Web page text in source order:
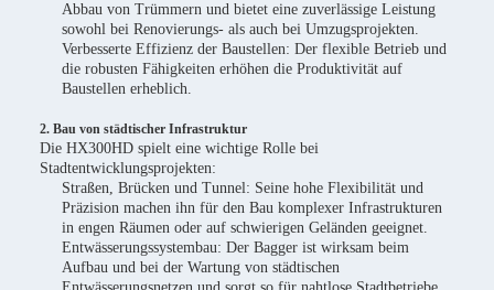
Abbau von Trümmern und bietet eine zuverlässige Leistung
sowohl bei Renovierungs- als auch bei Umzugsprojekten.
Verbesserte Effizienz der Baustellen: Der flexible Betrieb und
die robusten Fähigkeiten erhöhen die Produktivität auf
Baustellen erheblich.
2. Bau von städtischer Infrastruktur
Die HX300HD spielt eine wichtige Rolle bei
Stadtentwicklungsprojekten:
Straßen, Brücken und Tunnel: Seine hohe Flexibilität und
Präzision machen ihn für den Bau komplexer Infrastrukturen
in engen Räumen oder auf schwierigen Geländen geeignet.
Entwässerungssystembau: Der Bagger ist wirksam beim
Aufbau und bei der Wartung von städtischen